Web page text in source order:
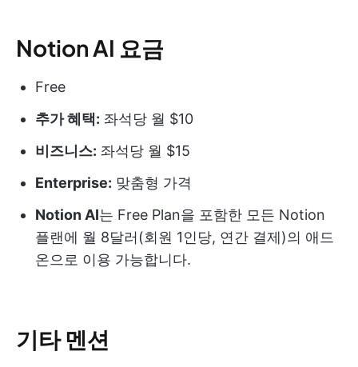
Notion AI 요금
Free
추가 혜택: 좌석당 월 $10
비즈니스: 좌석당 월 $15
Enterprise: 맞춤형 가격
Notion AI는 Free Plan을 포함한 모든 Notion
플랜에 월 8달러(회원 1인당, 연간 결제)의 애드
온으로 이용 가능합니다.
기타 멘션